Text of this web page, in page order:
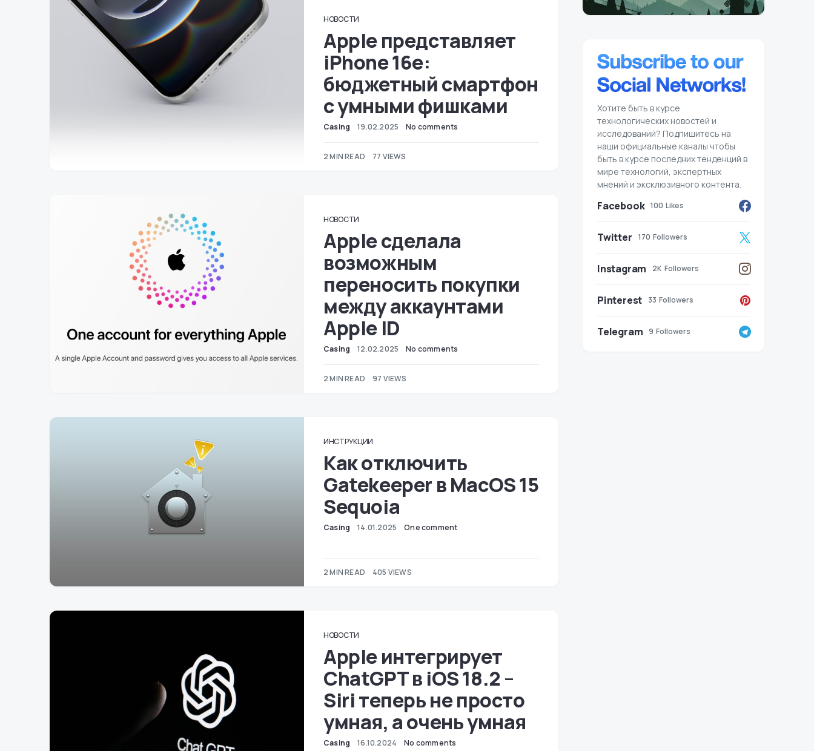
НОВОСТИ
Apple представляет
iPhone 16e:
бюджетный смартфон
с умными фишками
Casing 19.02.2025 No comments
2 MIN READ 77 VIEWS
НОВОСТИ
Apple сделала
возможным
переносить покупки
между аккаунтами
Apple ID
Casing 12.02.2025 No comments
2 MIN READ 97 VIEWS
ИНСТРУКЦИИ
Как отключить
Gatekeeper в MacOS 15
Sequoia
Casing 14.01.2025 One comment
2 MIN READ 405 VIEWS
НОВОСТИ
Apple интегрирует
ChatGPT в iOS 18.2 –
Siri теперь не просто
умная, а очень умная
Casing 16.10.2024 No comments
Хотите быть в курсе
технологических новостей и
исследований? Подпишитесь на
наши официальные каналы чтобы
быть в курсе последних тенденций в
мире технологий, экспертных
мнений и эксклюзивного контента.
Facebook 100 Likes
Twitter 170 Followers
Instagram 2K Followers
Pinterest 33 Followers
Telegram 9 Followers